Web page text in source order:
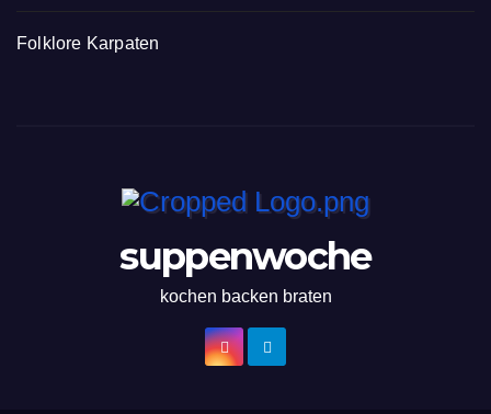
Folklore Karpaten
suppenwoche
kochen backen braten